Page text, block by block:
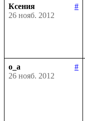
Ксения
#
26 нояб. 2012
o_a
#
26 нояб. 2012